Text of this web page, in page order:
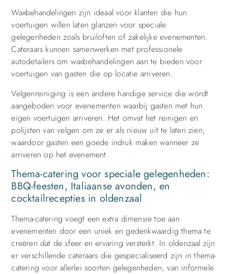
Waxbehandelingen zijn ideaal voor klanten die hun
voertuigen willen laten glanzen voor speciale
gelegenheden zoals bruiloften of zakelijke evenementen.
Cateraars kunnen samenwerken met professionele
autodetailers om waxbehandelingen aan te bieden voor
voertuigen van gasten die op locatie arriveren.
Velgenreiniging is een andere handige service die wordt
aangeboden voor evenementen waarbij gasten met hun
eigen voertuigen arriveren. Het omvat het reinigen en
polijsten van velgen om ze er als nieuw uit te laten zien,
waardoor gasten een goede indruk maken wanneer ze
arriveren op het evenement.
Thema-catering voor speciale gelegenheden:
BBQ-feesten, Italiaanse avonden, en
cocktailrecepties in oldenzaal
Thema-catering voegt een extra dimensie toe aan
evenementen door een uniek en gedenkwaardig thema te
creëren dat de sfeer en ervaring versterkt. In oldenzaal zijn
er verschillende cateraars die gespecialiseerd zijn in thema-
catering voor allerlei soorten gelegenheden, van informele